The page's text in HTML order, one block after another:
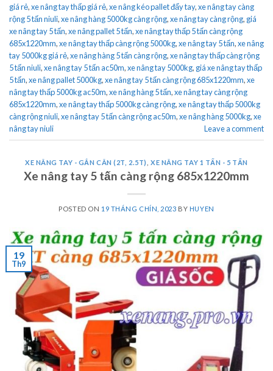
giá rẻ,xe nâng tay thấp giá rẻ,xe nâng kéo pallet đẩy tay,xe nâng tay càng
rộng 5 tấn niuli,xe nâng hàng 5000kg càng rộng,xe nâng tay càng rộng, giá
xe nâng tay 5 tấn,xe nâng pallet 5 tấn,xe nâng tay thấp 5 tấn càng rộng
685x1220mm,xe nâng tay thấp càng rộng 5000kg,xe nâng tay 5 tấn,xe nâng
tay 5000kg giá rẻ,xe nâng hàng 5 tấn càng rộng,xe nâng tay thấp càng rộng
5 tấn niuli,xe nâng tay 5 tấn ac50m,xe nâng tay 5000kg, giá xe nâng tay thấp
5 tấn,xe nâng pallet 5000kg,xe nâng tay 5 tấn càng rộng 685x1220mm,xe
nâng tay thấp 5000kg ac50m,xe nâng hàng 5 tấn,xe nâng tay càng rộng
685x1220mm,xe nâng tay thấp 5000kg càng rộng,xe nâng tay thấp 5000kg
càng rộng niuli,xe nâng tay 5 tấn càng rộng ac50m,xe nâng hàng 5000kg,xe
nâng tay niuli
Leave a comment
XE NÂNG TAY - GẮN CÂN (2T, 2.5T) ,XE NÂNG TAY 1 TẤN - 5 TẤN
Xe nâng tay 5 tấn càng rộng 685x1220mm
POSTED ON 19 THÁNG CHÍN, 2023 BY HUYEN
19
Th9